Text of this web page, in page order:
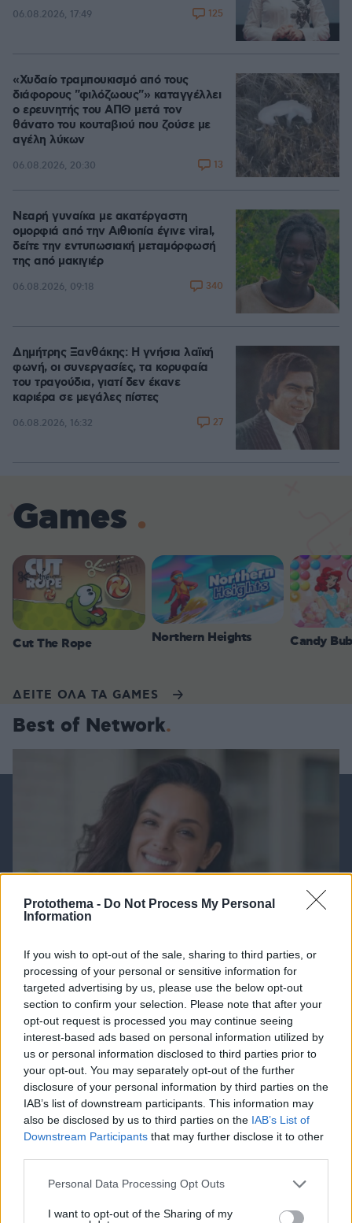
Protothema - Do Not Process My Personal
Information
If you wish to opt-out of the sale, sharing to third parties, or
processing of your personal or sensitive information for
targeted advertising by us, please use the below opt-out
section to confirm your selection. Please note that after your
opt-out request is processed you may continue seeing
interest-based ads based on personal information utilized by
us or personal information disclosed to third parties prior to
your opt-out. You may separately opt-out of the further
disclosure of your personal information by third parties on the
IAB’s list of downstream participants. This information may
also be disclosed by us to third parties on the IAB’s List of
Downstream Participants that may further disclose it to other
Please note that this website/app uses one or more Google
not limited to your visit or usage behaviour. You may click to
Personal Data Processing Opt Outs
I want to opt-out of the Sharing of my
06.08.2026, 17:49 125
«Χυδαίο τραμπουκισμό από τους
διάφορους "φιλόζωους"» καταγγέλλει
ο ερευνητής του ΑΠΘ μετά τον
θάνατο του κουταβιού που ζούσε με
αγέλη λύκων
06.08.2026, 20:30 13
Νεαρή γυναίκα με ακατέργαστη
ομορφιά από την Αιθιοπία έγινε viral,
δείτε την εντυπωσιακή μεταμόρφωσή
της από μακιγιέρ
06.08.2026, 09:18 340
Δημήτρης Ξανθάκης: Η γνήσια λαϊκή
φωνή, οι συνεργασίες, τα κορυφαία
του τραγούδια, γιατί δεν έκανε
καριέρα σε μεγάλες πίστες
06.08.2026, 16:32 27
Games
Cut The Rope Northern Heights Candy
ΔΕΙΤΕ ΟΛΑ ΤΑ GAMES
Best of Network
Τα φρούτα που επιλέγουν 4 ενδοκρινολόγοι για
καλύτερο έλεγχο του σακχάρου – Το ένα μειώνει
το λίπος στην κοιλιά
06.08.2026, 08:01